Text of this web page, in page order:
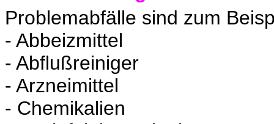
Problemabfälle sind zum
- Abbeizmittel
- Abflußreiniger
- Arzneimittel
- Chemikalien